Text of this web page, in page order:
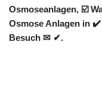
Osmoseanlagen, ☑️
Osmose Anlagen in
Besuch ✉ ✔.